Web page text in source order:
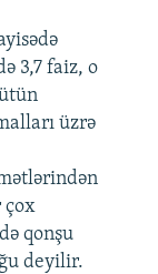
3,7 faiz, o
üzrə
çox
qonşu
deyilir.